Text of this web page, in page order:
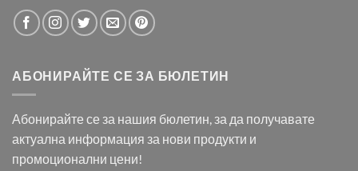
АБОНИРАЙТЕ СЕ ЗА БЮЛЕТИН
Абонирайте се за нашия бюлетин, за да получавате
актуална информация за нови продукти и
промоционални цени!